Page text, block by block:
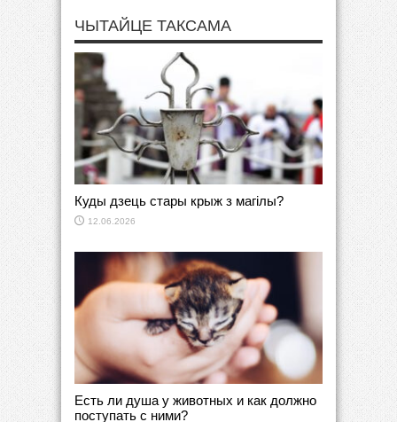
ЧЫТАЙЦЕ ТАКСАМА
Куды дзець стары крыж з магілы?
12.06.2026
Есть ли душа у животных и как должно
поступать с ними?